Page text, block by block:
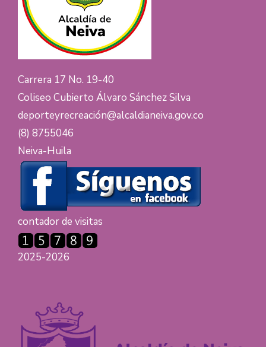
Carrera 17 No. 19-40
Coliseo Cubierto Álvaro Sánchez Silva
deporteyrecreación@alcaldianeiva.gov.co
(8) 8755046
Neiva-Huila
contador de visitas
2025-2026